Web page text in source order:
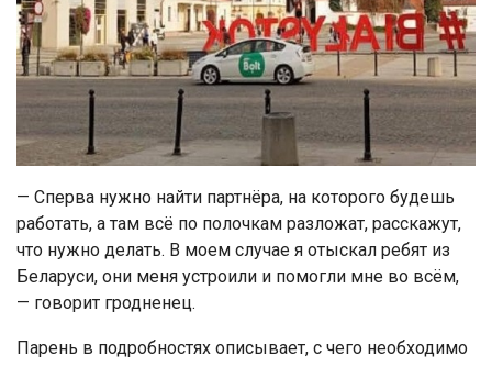
— Сперва нужно найти партнёра, на которого будешь
работать, а там всё по полочкам разложат, расскажут,
что нужно делать. В моем случае я отыскал ребят из
Беларуси, они меня устроили и помогли мне во всём,
— говорит гродненец.
Парень в подробностях описывает, с чего необходимо